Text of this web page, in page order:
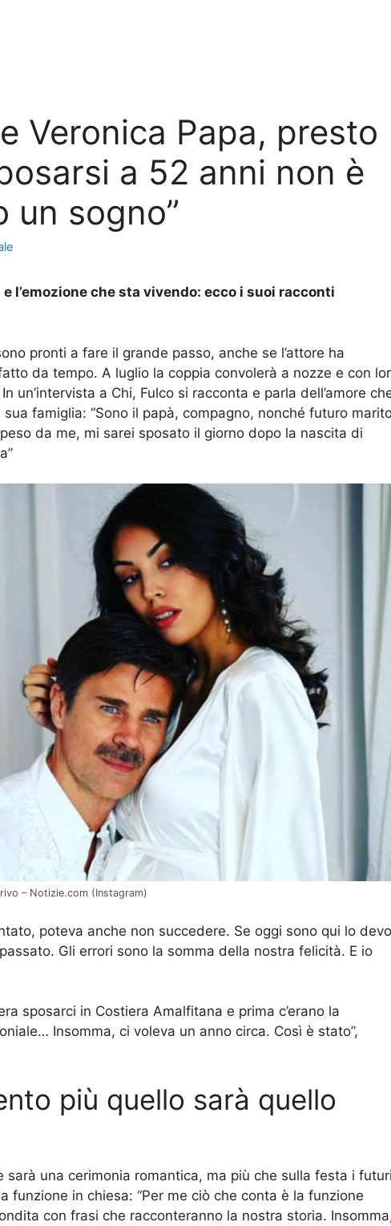
Veronica Papa, presto
a 52 anni non è
un sogno”
l’emozione che sta vivendo: ecco i suoi racconti
pronti a fare il grande passo, anche se l’attore ha
da tempo. A luglio la coppia convolerà a nozze e con
un’intervista a Chi, Fulco si racconta e parla dell’amore
famiglia: “Sono il papà, compagno, nonché futuro
da me, mi sarei sposato il giorno dopo la nascita di
– Notizie.com (Instagram)
poteva anche non succedere. Se oggi sono qui lo devo
Gli errori sono la somma della nostra felicità. E io
sposarci in Costiera Amalfitana e prima c’erano la
Insomma, ci voleva un anno circa. Così è stato”,
più quello sarà quello
sarà una cerimonia romantica, ma più che sulla festa i futuri
funzione in chiesa: “Per me ciò che conta è la funzione
con frasi che racconteranno la nostra storia.